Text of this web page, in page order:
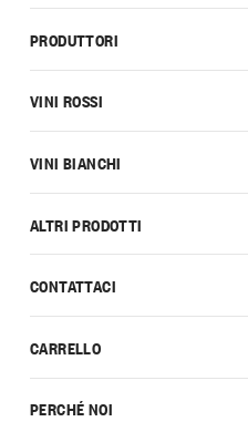
CONTATTACI
CARRELLO
PERCHÉ NOI
PRODUTTORI
VINI ROSSI
VINI BIANCHI
ALTRI PRODOTTI